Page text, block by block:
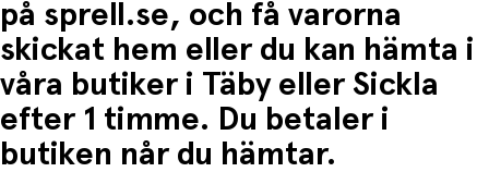
på sprell.se, och få varorna
skickat hem eller du kan hämta i
våra butiker i Täby eller Sickla
efter 1 timme. Du betaler i
butiken når du hämtar.